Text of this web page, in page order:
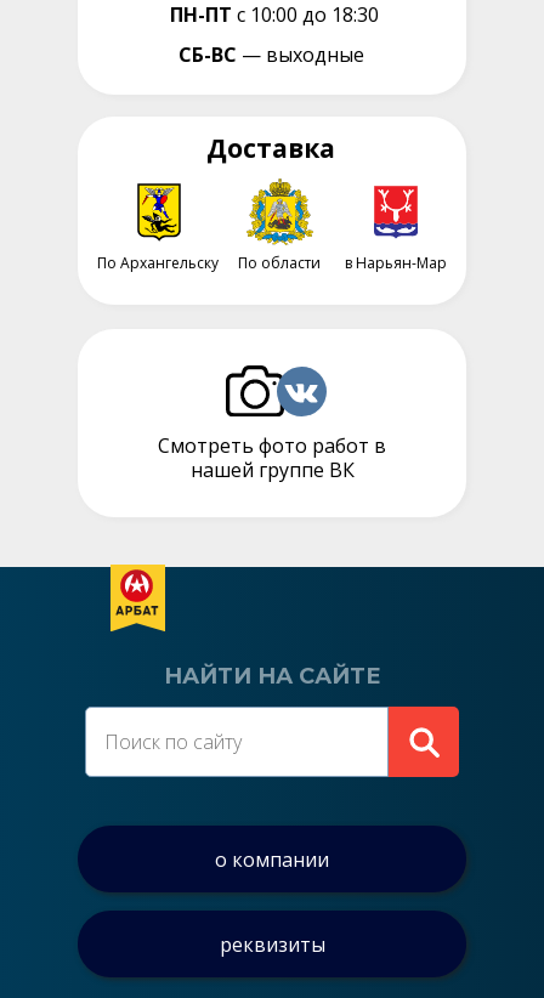
о компании
реквизиты
Смотреть фото работ в
нашей группе ВК
ПН-ПТ с 10:00 до 18:30
СБ-ВС — выходные
Доставка
По Архангельску в Нарьян-Мар
По области
НАЙТИ НА САЙТЕ